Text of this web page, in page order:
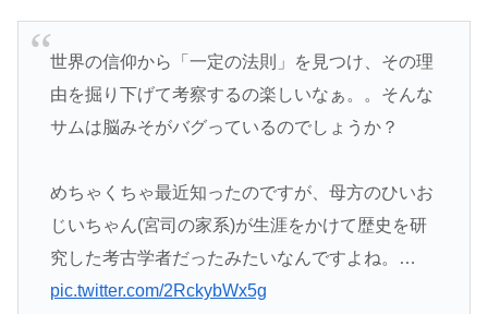
世界の信仰から「一定の法則」を見つけ、その理
由を掘り下げて考察するの楽しいなぁ。。そんな
サムは脳みそがバグっているのでしょうか？
めちゃくちゃ最近知ったのですが、母方のひいお
じいちゃん(宮司の家系)が生涯をかけて歴史を研
究した考古学者だったみたいなんですよね。…
pic.twitter.com/2RckybWx5g